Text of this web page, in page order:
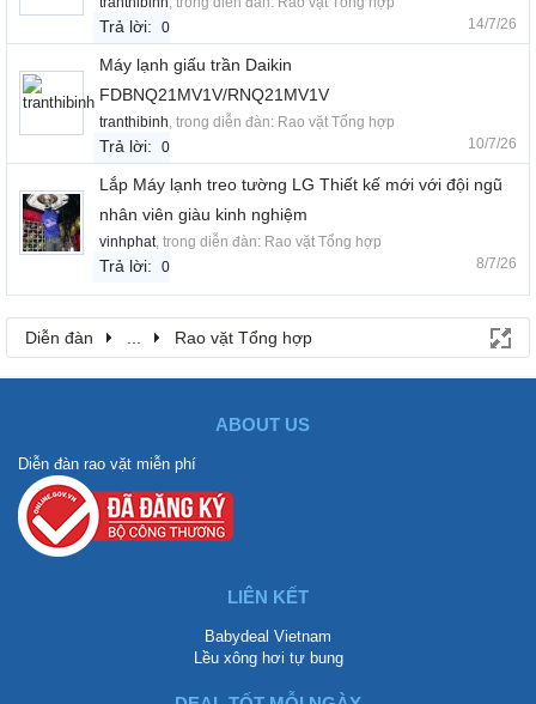
Trả lời: 0 14/7/26
Máy lạnh giấu trần Daikin
FDBNQ21MV1V/RNQ21MV1V
tranthibinh, trong diễn đàn: Rao vặt Tổng hợp
Trả lời: 0 10/7/26
Lắp Máy lạnh treo tường LG Thiết kế mới với đội ngũ
nhân viên giàu kinh nghiệm
vinhphat, trong diễn đàn: Rao vặt Tổng hợp
Trả lời: 0 8/7/26
Diễn đàn ... Rao vặt Tổng hợp
ABOUT US
Diễn đàn rao vặt miễn phí
LIÊN KẾT
Babydeal Vietnam
Lều xông hơi tự bung